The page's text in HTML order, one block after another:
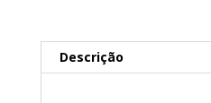
Descrição